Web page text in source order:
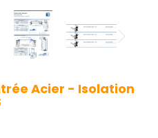
Acier - Isolation